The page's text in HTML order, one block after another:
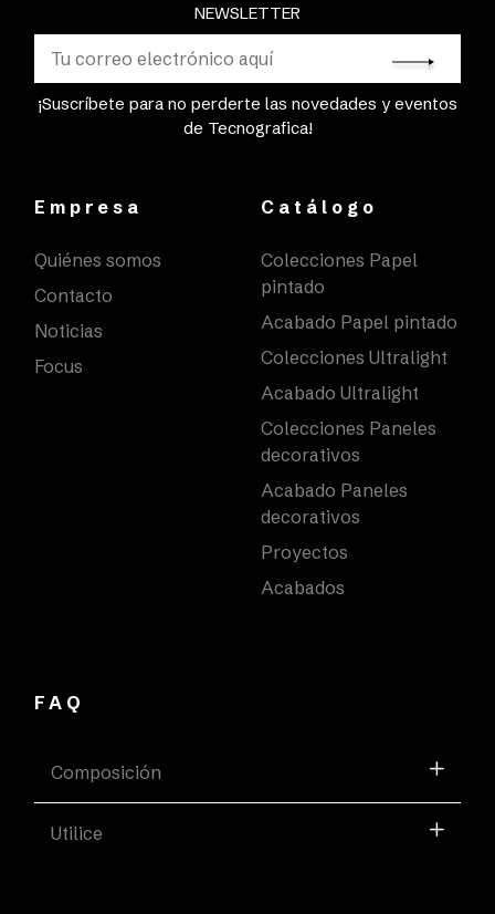
NEWSLETTER
¡Suscríbete para no perderte las novedades y eventos
de Tecnografica!
Empresa
Quiénes somos
Contacto
Noticias
Focus
Catálogo
Colecciones Papel
pintado
Acabado Papel pintado
Colecciones Ultralight
Acabado Ultralight
Colecciones Paneles
decorativos
Acabado Paneles
decorativos
Proyectos
Acabados
FAQ
Composición
Utilice